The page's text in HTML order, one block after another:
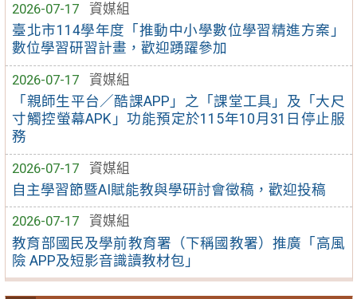
2026-07-17
資媒組
臺北市114學年度「推動中小學數位學習精進方案」
數位學習研習計畫，歡迎踴躍參加
2026-07-17
資媒組
「親師生平台／酷課APP」之「課堂工具」及「大尺
寸觸控螢幕APK」功能預定於115年10月31日停止服
務
2026-07-17
資媒組
自主學習節暨AI賦能教與學研討會徵稿，歡迎投稿
2026-07-17
資媒組
教育部國民及學前教育署（下稱國教署）推廣「高風
險 APP及短影音識讀教材包」